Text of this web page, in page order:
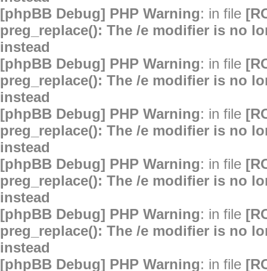
[phpBB Debug] PHP Warning: in file
preg_replace(): The /e modifier is no
instead
[phpBB Debug] PHP Warning: in file
preg_replace(): The /e modifier is no
instead
[phpBB Debug] PHP Warning: in file
preg_replace(): The /e modifier is no
instead
[phpBB Debug] PHP Warning: in file
preg_replace(): The /e modifier is no
instead
[phpBB Debug] PHP Warning: in file
preg_replace(): The /e modifier is no
instead
[phpBB Debug] PHP Warning: in file